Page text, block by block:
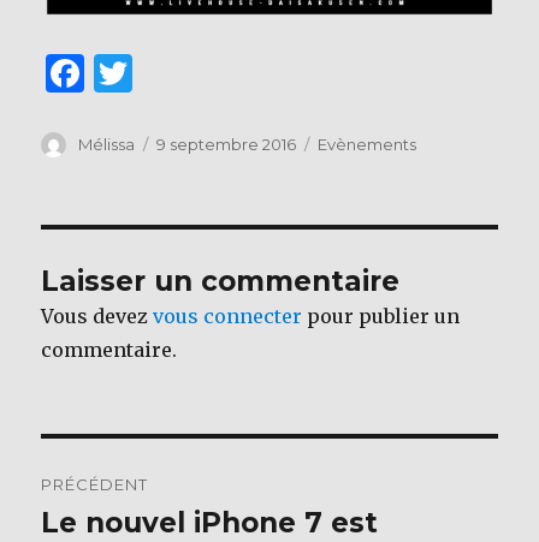
F
c
b
o
o
k
it
r
Auteur
Mélissa
Publié
9 septembre 2016 Catégories
Evènements
Laisser un commentaire
Vous devezvous connecter pour publier un
commentaire.
de
PRÉCÉDENT
Publication
Le nouvel iPhone 7 est